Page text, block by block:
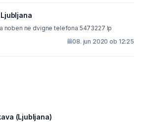
pozdravljeni, kličem a noben ne dvigne telefona 5473227 lp
08. jun 2020 ob 12:25
(Ljubljana)